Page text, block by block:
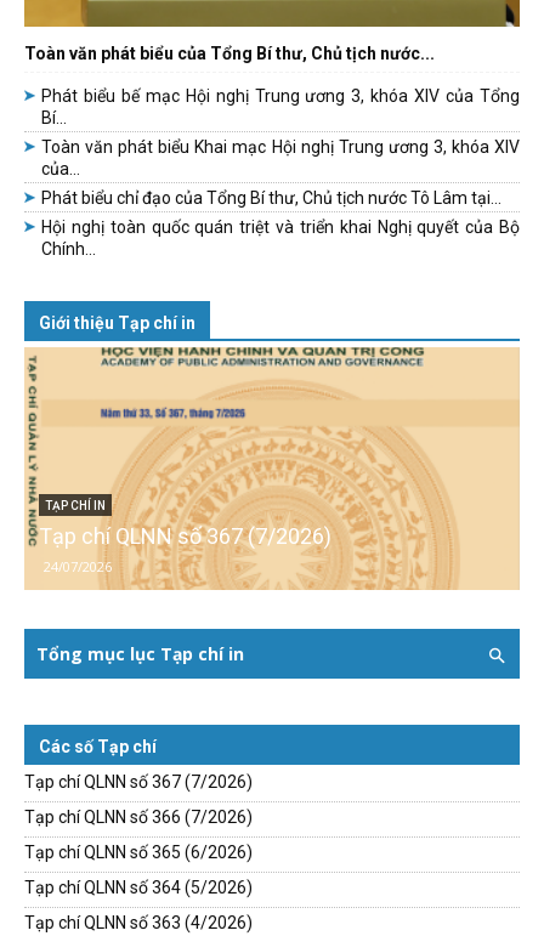
Toàn văn phát biểu của Tổng Bí thư, Chủ tịch nước...
Phát biểu bế mạc Hội nghị Trung ương 3, khóa XIV của Tổng
Bí...
Toàn văn phát biểu Khai mạc Hội nghị Trung ương 3, khóa XIV
của...
Phát biểu chỉ đạo của Tổng Bí thư, Chủ tịch nước Tô Lâm tại...
Hội nghị toàn quốc quán triệt và triển khai Nghị quyết của Bộ
Chính...
Giới thiệu Tạp chí in
TẠP CHÍ IN
Tạp chí QLNN số 367 (7/2026)
24/07/2026
Tổng mục lục Tạp chí in
Các số Tạp chí
Tạp chí QLNN số 367 (7/2026)
Tạp chí QLNN số 366 (7/2026)
Tạp chí QLNN số 365 (6/2026)
Tạp chí QLNN số 364 (5/2026)
Tạp chí QLNN số 363 (4/2026)